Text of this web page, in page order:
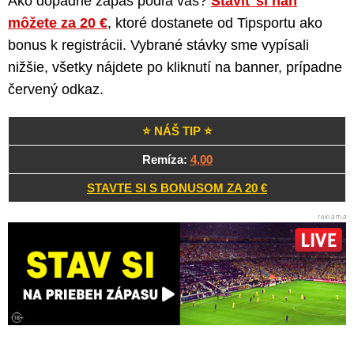
môžete za 20 €, ktoré dostanete od Tipsportu ako
bonus k registrácii. Vybrané stávky sme vypísali
nižšie, všetky nájdete po kliknutí na banner, prípadne
červený odkaz.
⭐ NÁŠ TIP ⭐
Remíza: 4,00
STAVTE SI S BONUSOM ZA 20 €